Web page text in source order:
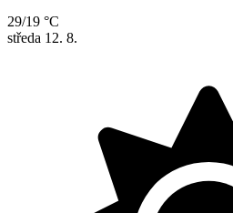
29/19 °C
středa 12. 8.